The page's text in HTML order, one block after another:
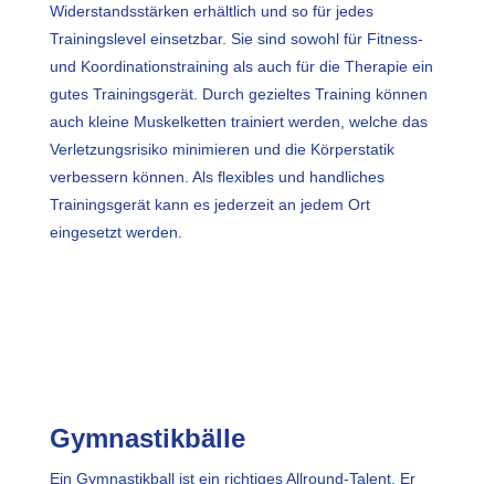
Widerstandsstärken erhältlich und so für jedes
Trainingslevel einsetzbar. Sie sind sowohl für Fitness-
und Koordinationstraining als auch für die Therapie ein
gutes Trainingsgerät. Durch gezieltes Training können
auch kleine Muskelketten trainiert werden, welche das
Verletzungsrisiko minimieren und die Körperstatik
verbessern können. Als flexibles und handliches
Trainingsgerät kann es jederzeit an jedem Ort
eingesetzt werden.
Gymnastikbälle
Ein Gymnastikball ist ein richtiges Allround-Talent. Er